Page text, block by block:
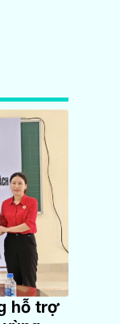
hỗ trợ